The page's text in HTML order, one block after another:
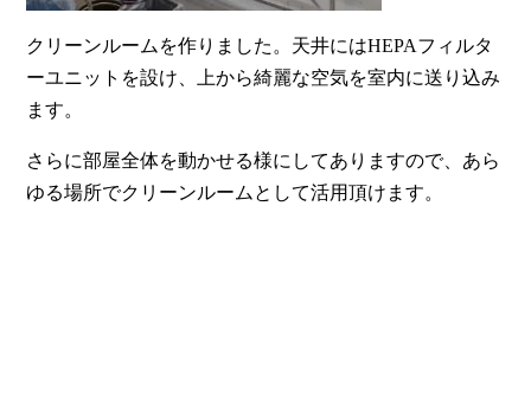
クリーンルームを作りました。天井にはHEPAフィルタ
ーユニットを設け、上から綺麗な空気を室内に送り込み
ます。
さらに部屋全体を動かせる様にしてありますので、あら
ゆる場所でクリーンルームとして活用頂けます。